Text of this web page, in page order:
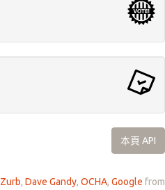
本頁 API
Zurb, Dave Gandy, OCHA, Google from